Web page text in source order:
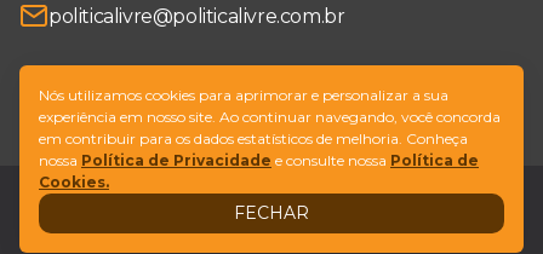
politicalivre@politicalivre.com.br
SIGA-NOS
© Copyright Política Livre. All Rights Reserved
Design by NVGO
LegalFale conosco
Nós utilizamos cookies para aprimorar e personalizar a sua
experiência em nosso site. Ao continuar navegando, você concorda
em contribuir para os dados estatísticos de melhoria. Conheça
nossa Política de Privacidade e consulte nossa Política de
Cookies.
FECHAR